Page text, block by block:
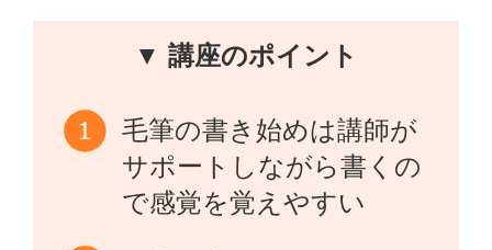
▼ 講座のポイント
毛筆の書き始めは講師が
サポートしながら書くの
で感覚を覚えやすい